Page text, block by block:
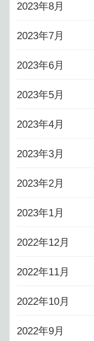
2023年8月
2023年7月
2023年6月
2023年5月
2023年4月
2023年3月
2023年2月
2023年1月
2022年12月
2022年11月
2022年10月
2022年9月